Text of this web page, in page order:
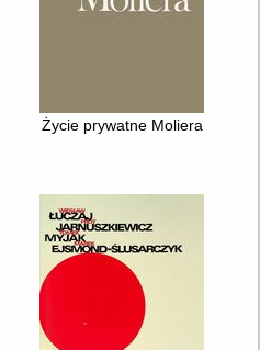
1905-2025 : 61 artystów grafików
Życie prywatne Moliera